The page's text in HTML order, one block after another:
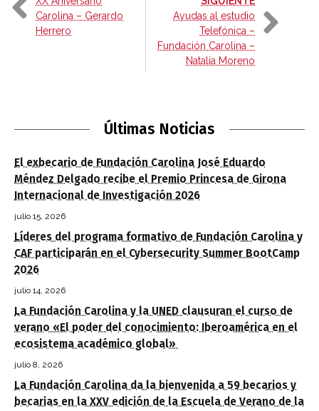
Carolina – Gerardo
Herrero
Ayudas al estudio
Telefónica –
Fundación Carolina –
Natalia Moreno
Últimas Noticias
El exbecario de Fundación Carolina José Eduardo
Méndez Delgado recibe el Premio Princesa de Girona
Internacional de Investigación 2026
julio 15, 2026
Líderes del programa formativo de Fundación Carolina y
CAF participarán en el Cybersecurity Summer BootCamp
2026
julio 14, 2026
La Fundación Carolina y la UNED clausuran el curso de
verano «El poder del conocimiento: Iberoamérica en el
ecosistema académico global»
julio 8, 2026
La Fundación Carolina da la bienvenida a 59 becarios y
becarias en la XXV edición de la Escuela de Verano de la